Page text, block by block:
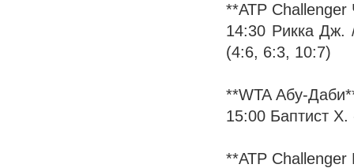
**ATP
14:30 Рикка
(4:6, 6:3, 10:7)
**WTA Абу-
15:00 Баптист
**ATP